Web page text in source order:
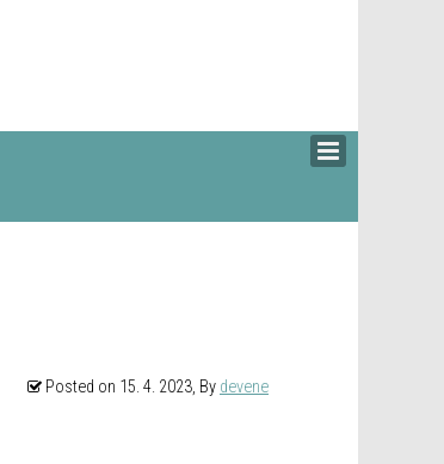
Posted on 15. 4. 2023, By devene